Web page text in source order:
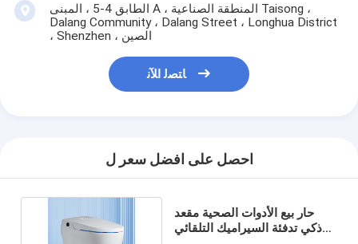
الطابق 4-5 ، المبنى A ، المنطقة الصناعية Taisong ،
Dalang Community ، Dalang Street ، Longhua District
، Shenzhen ، الصين
ﺎﺘﺼﻟ ﺍﻶﻧ
احصل على افضل سعر ل
حار بيع الأدوات الصحية مقعد
ذكي تدفئة السيراميك التلقائي